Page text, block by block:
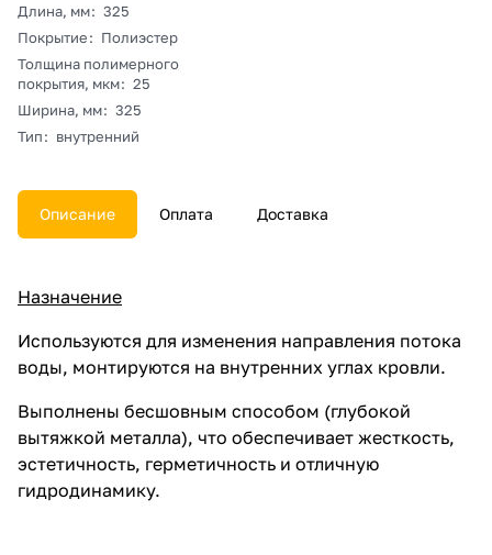
Длина, мм: 325
Покрытие: Полиэстер
Толщина полимерного
покрытия, мкм: 25
Ширина, мм: 325
Тип: внутренний
Описание Оплата Доставка
Назначение
Используются для изменения направления потока
воды, монтируются на внутренних углах кровли.
Выполнены бесшовным способом (глубокой
вытяжкой металла), что обеспечивает жесткость,
эстетичность, герметичность и отличную
гидродинамику.